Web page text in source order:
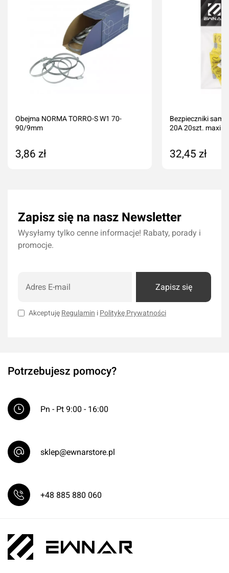
Obejma NORMA TORRO-S W1 70-
90/9mm
3,86 zł
Bezpieczniki
20A 20szt. maxi
32,45 zł
Zapisz się na nasz Newsletter
Wysyłamy tylko cenne informacje! Rabaty, porady i
promocje.
Zapisz się
Akceptuję Regulamin i Politykę Prywatności
Potrzebujesz pomocy?
Pn - Pt 9:00 - 16:00
sklep@ewnarstore.pl
+48 885 880 060